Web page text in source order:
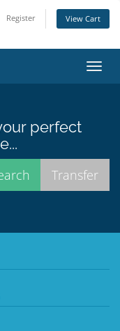
Register View Cart
perfect